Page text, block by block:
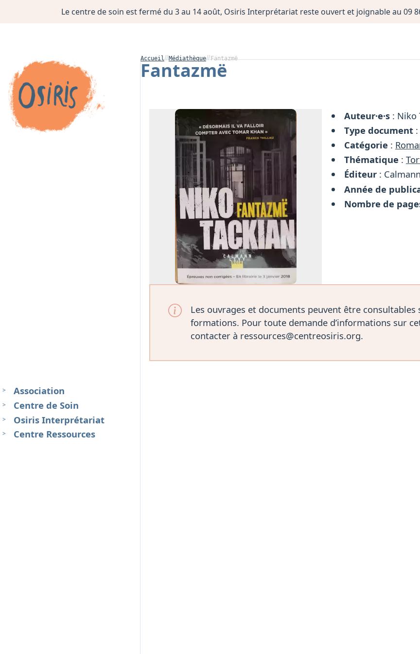
Le centre de soin est fermé du 3 au 14 août, Osiris Interprétariat reste ouvert et joignable au 09
Association
Centre de Soin
Osiris Interprétariat
Centre Ressources
Accueil Médiathèque Fantazmë
Fantazmë
Auteur·e·s : Niko
Type document :
Catégorie :
Thématique :
Éditeur :
Année de
Nombre de
Les ouvrages et documents peuvent être
formations. Pour toute demande d’informations sur
contacter à ressources@centreosiris.org.